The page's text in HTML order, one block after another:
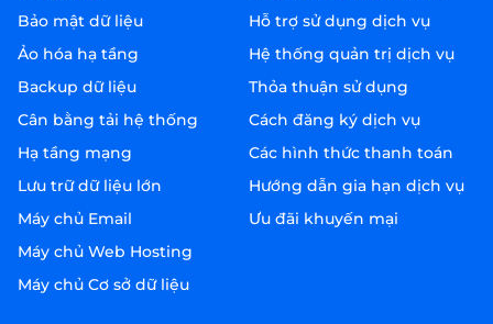
Bảo mật dữ liệu
Ảo hóa hạ tầng
Backup dữ liệu
Cân bằng tải hệ thống
Hạ tầng mạng
Lưu trữ dữ liệu lớn
Máy chủ Email
Máy chủ Web Hosting
Máy chủ Cơ sở dữ liệu
Hỗ trợ sử dụng dịch vụ
Hệ thống quản trị dịch vụ
Thỏa thuận sử dụng
Cách đăng ký dịch vụ
Các hình thức thanh toán
Hướng dẫn gia hạn dịch vụ
Ưu đãi khuyến mại